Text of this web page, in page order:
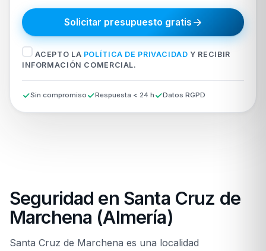
Solicitar presupuesto gratis
ACEPTO LA POLÍTICA DE PRIVACIDAD Y RECIBIR
INFORMACIÓN COMERCIAL.
Sin compromiso Respuesta < 24 h Datos RGPD
Seguridad en Santa Cruz de
Marchena (Almería)
Santa Cruz de Marchena es una localidad